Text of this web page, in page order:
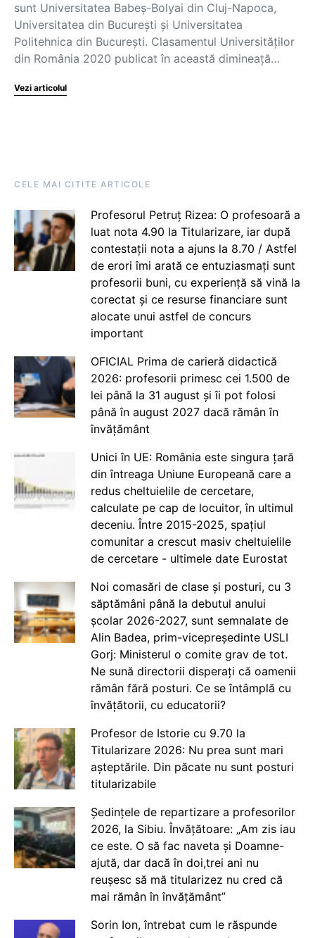
sunt Universitatea Babeș-Bolyai din Cluj-Napoca,
Universitatea din București și Universitatea
Politehnica din București. Clasamentul Universităților
din România 2020 publicat în această dimineață…
Vezi articolul
CELE MAI CITITE ARTICOLE
Profesorul Petruț Rizea: O profesoară a
luat nota 4.90 la Titularizare, iar după
contestații nota a ajuns la 8.70 / Astfel
de erori îmi arată ce entuziasmați sunt
profesorii buni, cu experiență să vină la
corectat și ce resurse financiare sunt
alocate unui astfel de concurs
important
OFICIAL Prima de carieră didactică
2026: profesorii primesc cei 1.500 de
lei până la 31 august și îi pot folosi
până în august 2027 dacă rămân în
învățământ
Unici în UE: România este singura țară
din întreaga Uniune Europeană care a
redus cheltuielile de cercetare,
calculate pe cap de locuitor, în ultimul
deceniu. Între 2015-2025, spațiul
comunitar a crescut masiv cheltuielile
de cercetare - ultimele date Eurostat
Noi comasări de clase și posturi, cu 3
săptămâni până la debutul anului
școlar 2026-2027, sunt semnalate de
Alin Badea, prim-vicepreședinte USLI
Gorj: Ministerul o comite grav de tot.
Ne sună directorii disperați că oamenii
rămân fără posturi. Ce se întâmplă cu
învățătorii, cu educatorii?
Profesor de Istorie cu 9.70 la
Titularizare 2026: Nu prea sunt mari
așteptările. Din păcate nu sunt posturi
titularizabile
Ședințele de repartizare a profesorilor
2026, la Sibiu. Învățătoare: „Am zis iau
ce este. O să fac naveta și Doamne-
ajută, dar dacă în doi,trei ani nu
reușesc să mă titularizez nu cred că
mai rămân în învățământ”
Sorin Ion, întrebat cum le răspunde